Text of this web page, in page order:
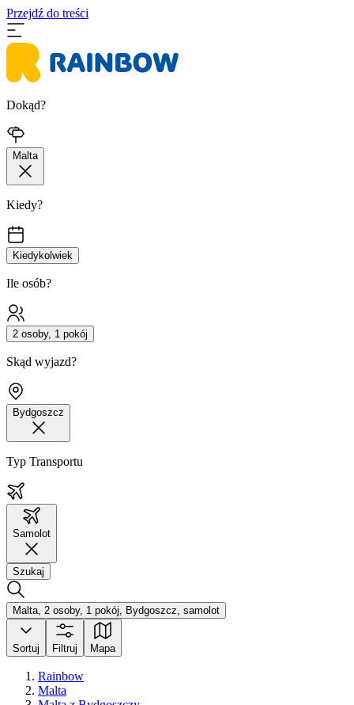
Przejdź do treści
Dokąd?
Malta
Kiedy?
Kiedykolwiek
Ile osób?
2 osoby, 1 pokój
Skąd wyjazd?
Bydgoszcz
Typ Transportu
Samolot
Szukaj
Malta, 2 osoby, 1 pokój, Bydgoszcz, samolot
Sortuj Filtruj Mapa
Rainbow
Malta